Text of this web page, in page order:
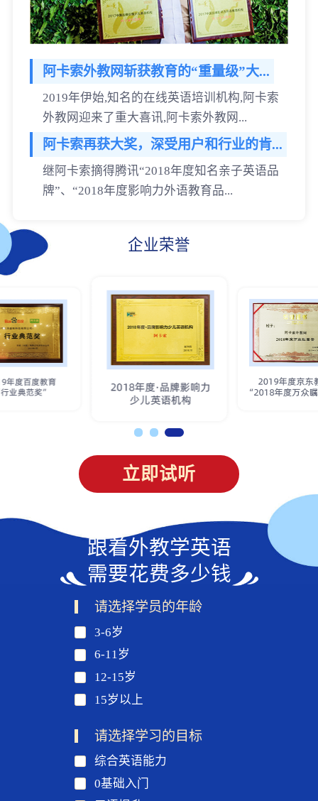
阿卡索外教网斩获教育的“重量级”大...
2019年伊始,知名的在线英语培训机构,阿卡索
外教网迎来了重大喜讯,阿卡索外教网...
阿卡索再获大奖，深受用户和行业的肯...
继阿卡索摘得腾讯“2018年度知名亲子英语品
牌”、“2018年度影响力外语教育品...
企业荣誉
立即试听
跟着外教学英语
需要花费多少钱
请选择学员的年龄
3-6岁
6-11岁
12-15岁
15岁以上
请选择学习的目标
综合英语能力
0基础入门